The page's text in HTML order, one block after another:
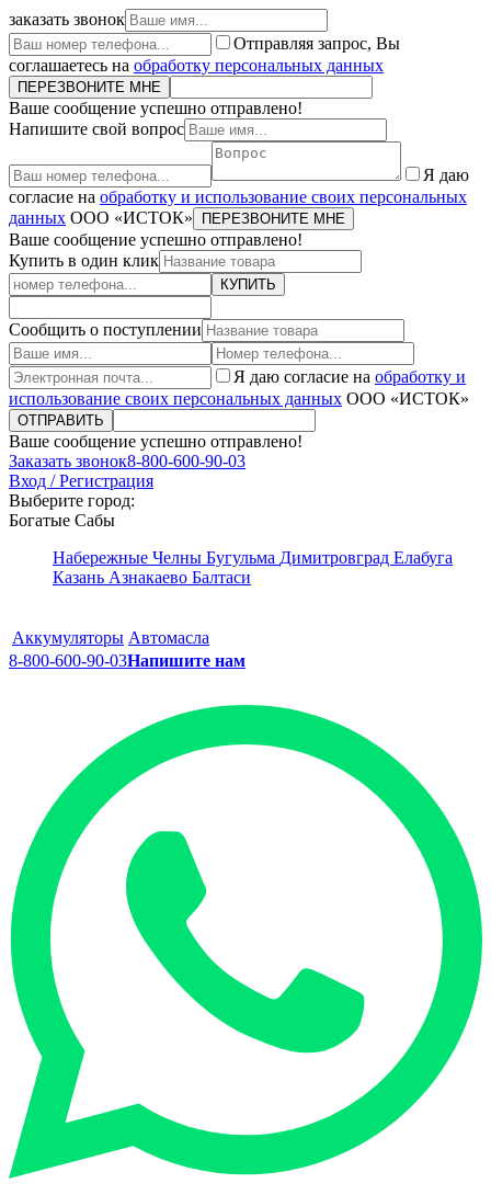
заказать звонок
Отправляя запрос, Вы
соглашаетесь на обработку персональных данных
ПЕРЕЗВОНИТЕ МНЕ
Ваше сообщение успешно отправлено!
Напишите свой вопрос
Я даю
согласие на обработку и использование своих персональных
данных ООО «ИСТОК» ПЕРЕЗВОНИТЕ МНЕ
Ваше сообщение успешно отправлено!
Купить в один клик
КУПИТЬ
Сообщить о поступлении
Я даю согласие на обработку и
использование своих персональных данных ООО «ИСТОК»
ОТПРАВИТЬ
Ваше сообщение успешно отправлено!
Заказать звонок8-800-600-90-03
Вход / Регистрация
Выберите город:
Богатые Сабы
Набережные Челны Бугульма Димитровград Елабуга
Казань Азнакаево Балтаси
Аккумуляторы Автомасла
8-800-600-90-03Напишите нам